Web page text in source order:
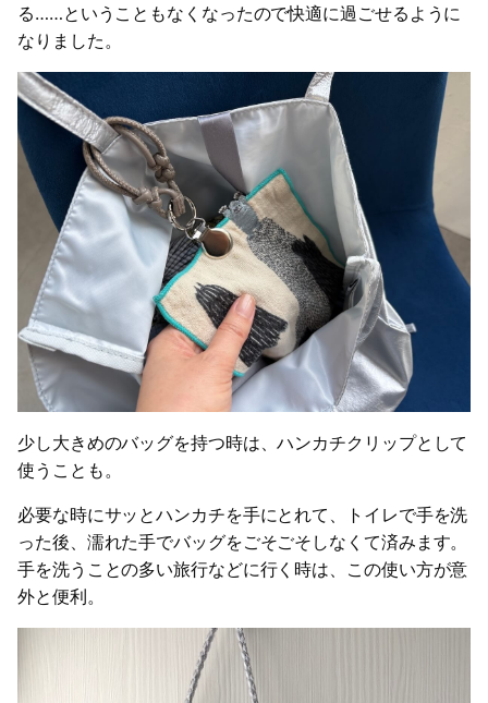
る……ということもなくなったので快適に過ごせるように
なりました。
少し大きめのバッグを持つ時は、ハンカチクリップとして
使うことも。
必要な時にサッとハンカチを手にとれて、トイレで手を洗
った後、濡れた手でバッグをごそごそしなくて済みます。
手を洗うことの多い旅行などに行く時は、この使い方が意
外と便利。